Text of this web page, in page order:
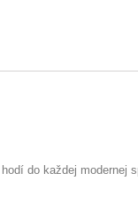
do každej modernej